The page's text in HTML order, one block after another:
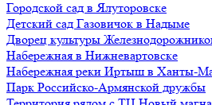
Городской сад в Ялуторовске
Детский сад Газовичок в Надыме
Дворец культуры
Набережная в Нижневартовске
Набережная реки Иртыш в Ханты-
Парк Российско-Армянской дружбы